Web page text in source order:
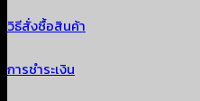
วิธีสั่งซื้อสินค้า
การชำระเงิน